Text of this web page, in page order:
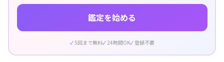
鑑定を始める
5回まで無料 24時間OK 登録不要